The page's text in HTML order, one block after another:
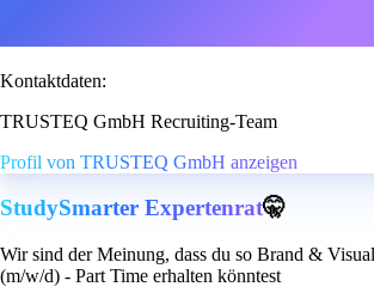
Kontaktdaten:
TRUSTEQ GmbH Recruiting-Team
Profil von TRUSTEQ GmbH anzeigen
StudySmarter Expertenrat🤫
Wir sind der Meinung, dass du so Brand &
(m/w/d) - Part Time erhalten könntest